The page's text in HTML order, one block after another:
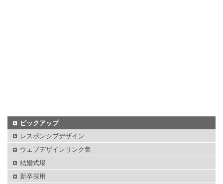
ピックアップ
レスポンシブデザイン
ウェブデザインリンク集
結婚式場
新卒採用